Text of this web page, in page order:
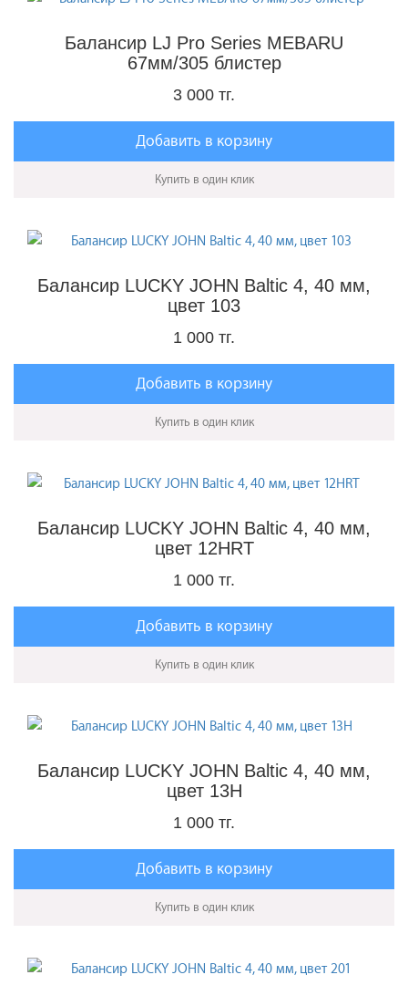
Балансир LJ Pro Series MEBARU
67мм/305 блистер
3 000 тг.
Добавить в корзину
Купить в один клик
Балансир LUCKY JOHN Baltic 4, 40 мм,
цвет 103
1 000 тг.
Добавить в корзину
Купить в один клик
Балансир LUCKY JOHN Baltic 4, 40 мм,
цвет 12HRT
1 000 тг.
Добавить в корзину
Купить в один клик
Балансир LUCKY JOHN Baltic 4, 40 мм,
цвет 13H
1 000 тг.
Добавить в корзину
Купить в один клик